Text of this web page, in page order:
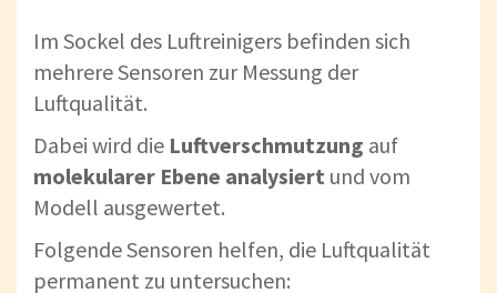
Im Sockel des Luftreinigers befinden sich
mehrere Sensoren zur Messung der
Luftqualität.
Dabei wird die Luftverschmutzung auf
molekularer Ebene analysiert und vom
Modell ausgewertet.
Folgende Sensoren helfen, die Luftqualität
permanent zu untersuchen: